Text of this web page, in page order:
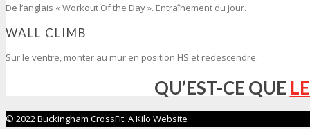
De l’anglais « Workout Of the Day ». Entraînement du jour.
WALL CLIMB
Sur le ventre, monter au mur en position HS et redescendre.
QU’EST-CE QUE
© 2022 Buckingham CrossFit. A Kilo Website